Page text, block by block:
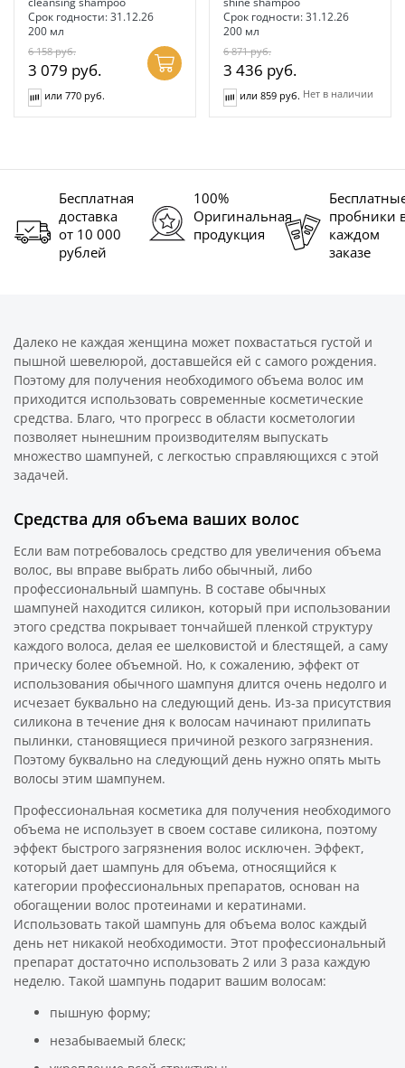
Срок годности: 31.12.26
200 мл
6 158руб.
3 079 руб.
или 770 руб.
Срок годности: 31.12.26
200 мл
6 871руб.
3 436 руб.
Нет в наличии
или 859 руб.
Бесплатная
доставка
от 10 000
рублей
100%
Оригинальная
продукция
пробники
каждом
заказе
Далеко не каждая женщина может похвастаться густой и
пышной шевелюрой, доставшейся ей с самого рождения.
Поэтому для получения необходимого объема волос им
приходится использовать современные косметические
средства. Благо, что прогресс в области косметологии
позволяет нынешним производителям выпускать
множество шампуней, с легкостью справляющихся с этой
задачей.
Средства для объема ваших волос
Если вам потребовалось средство для увеличения объема
волос, вы вправе выбрать либо обычный, либо
профессиональный шампунь. В составе обычных
шампуней находится силикон, который при использовании
этого средства покрывает тончайшей пленкой структуру
каждого волоса, делая ее шелковистой и блестящей, а саму
прическу более объемной. Но, к сожалению, эффект от
использования обычного шампуня длится очень недолго и
исчезает буквально на следующий день. Из-за присутствия
силикона в течение дня к волосам начинают прилипать
пылинки, становящиеся причиной резкого загрязнения.
Поэтому буквально на следующий день нужно опять мыть
волосы этим шампунем.
Профессиональная косметика для получения необходимого
объема не использует в своем составе силикона, поэтому
эффект быстрого загрязнения волос исключен. Эффект,
который дает шампунь для объема, относящийся к
категории профессиональных препаратов, основан на
обогащении волос протеинами и кератинами.
Использовать такой шампунь для объема волос каждый
день нет никакой необходимости. Этот профессиональный
препарат достаточно использовать 2 или 3 раза каждую
неделю. Такой шампунь подарит вашим волосам:
пышную форму;
незабываемый блеск;